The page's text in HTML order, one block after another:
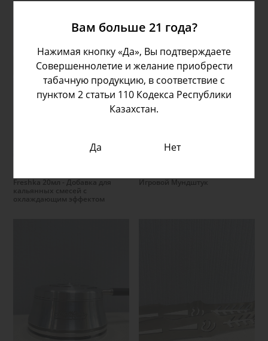
Freshka 20мл - Добавка для
кальянных смесей с
охлаждающим эффектом
Подробнее
Игровой Мундштук
Вам больше 21 года?
Нажимая кнопку «Да», Вы подтверждаете
Совершеннолетие и желание приобрести
табачную продукцию, в соответствие с
пунктом 2 статьи 110 Кодекса Республики
Казахстан.
Да Нет